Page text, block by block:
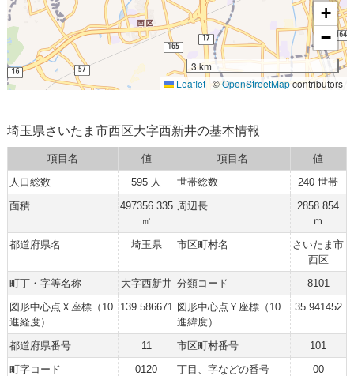
+
−
3 km
Leaflet | ©OpenStreetMapcontributors
埼玉県さいたま市西区大字西新井の基本情報
項目名 値 項目名
値
人口総数
595 人 世帯総数
240 世帯
面積
497356.335
㎡
周辺長
2858.854
ｍ
都道府県名
埼玉県 市区町村名
さいたま市
西区
町丁・字等名称
大字西新井 分類コード
8101
図形中心点Ｘ座標（10
進経度）
139.586671 図形中心点Ｙ座標（10
進緯度）
35.941452
都道府県番号 11 市区町村番号
101
町字コード
0120 丁目、字などの番号
00